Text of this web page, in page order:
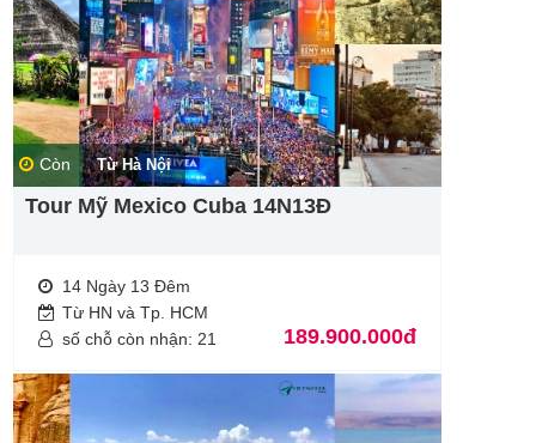
Còn Từ Hà Nội
Tour Mỹ Mexico Cuba 14N13Đ
14 Ngày 13 Đêm
Từ HN và Tp. HCM
số chỗ còn nhận: 21
189.900.000đ